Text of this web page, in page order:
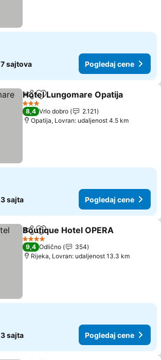
7 sajtova Pogledaj cene
Deli Dodati u favorite
Hotel Lungomare Opatija
3 Zvezdice
8,4 Vrlo dobro
2.121
Opatija, Lovran: udaljenost 4.5 km
3 sajta Pogledaj cene
Deli Dodati u favorite
Boutique Hotel OPERA
4 Zvezdice
9,4 Odlično
354
Rijeka, Lovran: udaljenost 13.3 km
3 sajta Pogledaj cene